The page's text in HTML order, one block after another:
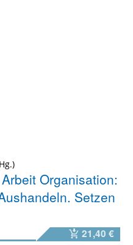
Organisation:
Setzen
21,40 €